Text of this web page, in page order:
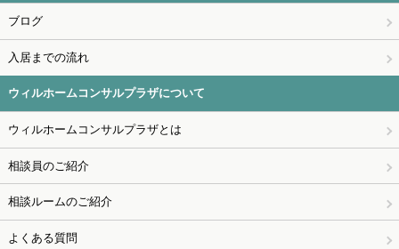
ブログ
入居までの流れ
ウィルホームコンサルプラザについて
ウィルホームコンサルプラザとは
相談員のご紹介
相談ルームのご紹介
よくある質問